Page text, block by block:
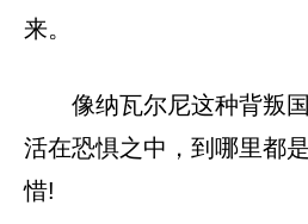
来。
像纳瓦尔尼这种背叛
活在恐惧之中，到哪里都
惜!